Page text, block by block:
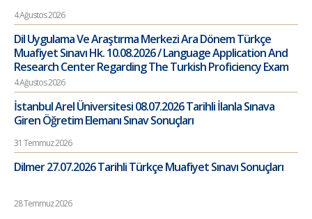
4 Ağustos 2026
Dil Uygulama Ve Araştırma Merkezi Ara Dönem Türkçe
Muafiyet Sınavı Hk. 10.08.2026 / Language Application And
Research Center Regarding The Turkish Proficiency Exam
4 Ağustos 2026
İstanbul Arel Üniversitesi 08.07.2026 Tarihli İlanla Sınava
Giren Öğretim Elemanı Sınav Sonuçları
31 Temmuz 2026
Dilmer 27.07.2026 Tarihli Türkçe Muafiyet Sınavı Sonuçları
28 Temmuz 2026